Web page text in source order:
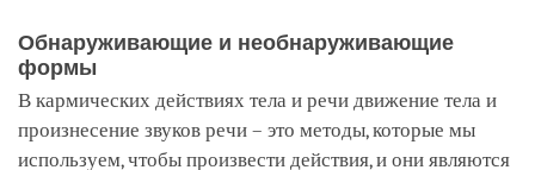
Обнаруживающие и необнаруживающие
формы
В кармических действиях тела и речи движение тела и
произнесение звуков речи – это методы, которые мы
используем, чтобы произвести действия, и они являются